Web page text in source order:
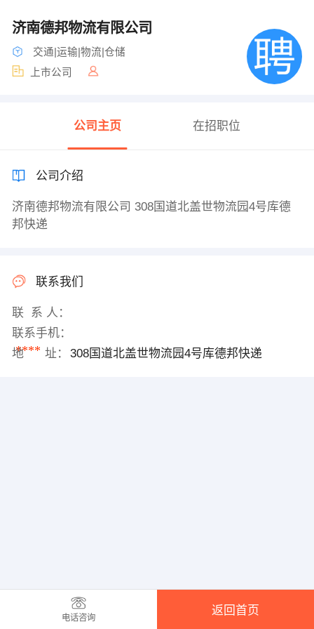
济南德邦物流有限公司
交通|运输|物流|仓储
上市公司
公司主页 在招职位
公司介绍
济南德邦物流有限公司 308国道北盖世物流园4号库德
邦快递
联系我们
联 系 人：
联系手机：
****
地 址： 308国道北盖世物流园4号库德邦快递
电话咨询
返回首页